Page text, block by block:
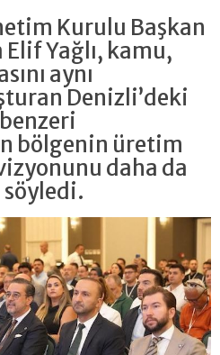
Kurulu Başkan
Elif Yağlı, kamu,
aynı
Denizli’deki
bölgenin üretim
daha da